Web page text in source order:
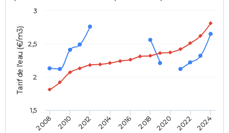
Tarif de l'eau (€/m3)
2008 2010 2012 2014 2016 2018 2020 2022 2024
2
2,5
3
1,5